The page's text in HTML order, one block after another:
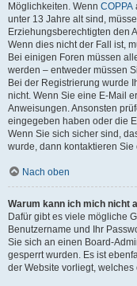
Möglichkeiten. Wenn COPPA
unter 13 Jahre alt sind,
Erziehungsberechtigten den
Wenn dies nicht der Fall ist,
Bei einigen Foren müssen
werden – entweder müssen
Bei der Registrierung wurde
nicht. Wenn Sie eine E-Mail
Anweisungen. Ansonsten
eingegeben haben oder die
Wenn Sie sich sicher sind,
wurde, dann kontaktieren Sie
Nach oben
Warum kann ich mich nicht
Dafür gibt es viele mögliche
Benutzername und Ihr
Sie sich an einen Board-
gesperrt wurden. Es ist
der Website vorliegt,